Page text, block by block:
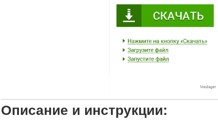
Описание и инструкции: